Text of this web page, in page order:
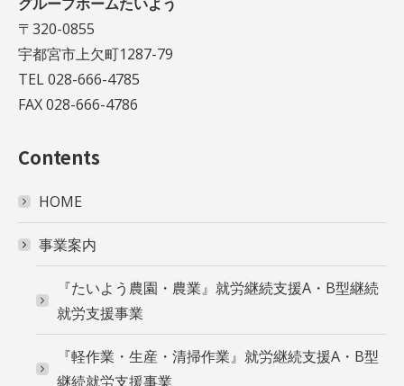
〒320-0855
宇都宮市上欠町1287-79
TEL 028-666-4785
FAX 028-666-4786
Contents
HOME
事業案内
『たいよう農園・農業』就労継続支援A・B型継続
就労支援事業
『軽作業・生産・清掃作業』就労継続支援A・B型
継続就労支援事業